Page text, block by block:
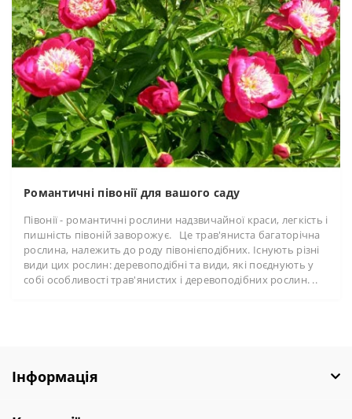
Романтичні півонії для вашого саду
Півонії - романтичні рослини надзвичайної краси, легкість і
пишність півоній заворожує. Це трав'яниста багаторічна
рослина, належить до роду півонієподібних. Існують різні
види цих рослин: деревоподібні та види, які поєднують у
собі особливості трав'янистих і деревоподібних рослин. ..
Інформація